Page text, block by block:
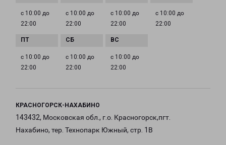
с 10:00 до
22:00
с 10:00 до
22:00
с 10:00 до
22:00
с 10:00 до
22:00
с 10:00 до
22:00
с 10:00 до
22:00
с 10:00 до
22:00
КРАСНОГОРСК-НАХАБИНО
143432, Московская обл., г.о. Красногорск,пгт.
Нахабино, тер. Технопарк Южный, стр. 1В